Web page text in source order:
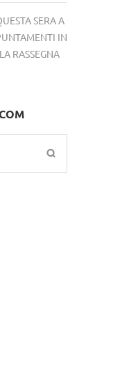
SERA A
IN
RASSEGNA